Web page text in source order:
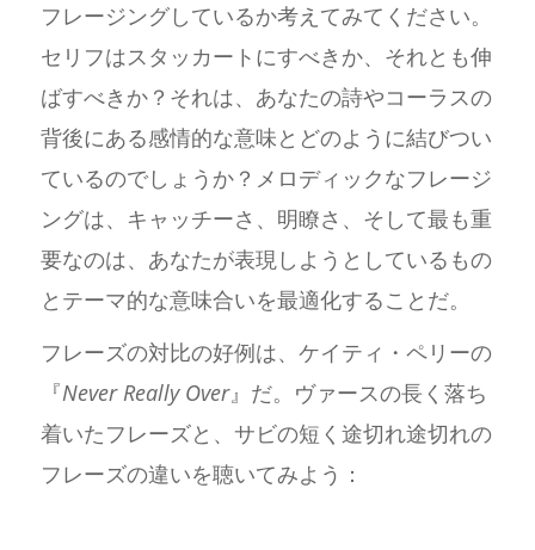
フレージングしているか考えてみてください。
セリフはスタッカートにすべきか、それとも伸
ばすべきか？それは、あなたの詩やコーラスの
背後にある感情的な意味とどのように結びつい
ているのでしょうか？メロディックなフレージ
ングは、キャッチーさ、明瞭さ、そして最も重
要なのは、あなたが表現しようとしているもの
とテーマ的な意味合いを最適化することだ。
フレーズの対比の好例は、ケイティ・ペリーの
『Never Really Over』だ。ヴァースの長く落ち
着いたフレーズと、サビの短く途切れ途切れの
フレーズの違いを聴いてみよう：